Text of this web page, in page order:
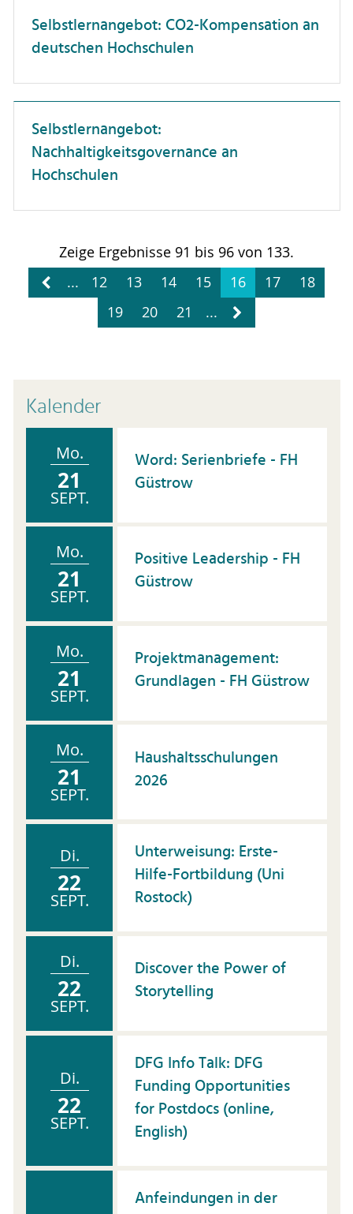
Zusammenarbeit
Selbstlernangebot: CO2-Kompensation an
deutschen Hochschulen
Selbstlernangebot:
Nachhaltigkeitsgovernance an
Hochschulen
Zeige Ergebnisse 91 bis 96 von 133.
...
12 13 14 15 16 17
18
19
20 21 ...
Kalender
Mo.
21
SEPT.
Word: Serienbriefe - FH
Güstrow
Mo.
21
SEPT.
Positive Leadership - FH
Güstrow
Mo.
21
SEPT.
Projektmanagement:
Grundlagen - FH Güstrow
Mo.
21
SEPT.
Haushaltsschulungen
2026
Di.
22
SEPT.
Unterweisung: Erste-
Hilfe-Fortbildung (Uni
Rostock)
Di.
22
SEPT.
Discover the Power of
Storytelling
Di.
22
SEPT.
DFG Info Talk: DFG
Funding Opportunities
for Postdocs (online,
English)
Anfeindungen in der